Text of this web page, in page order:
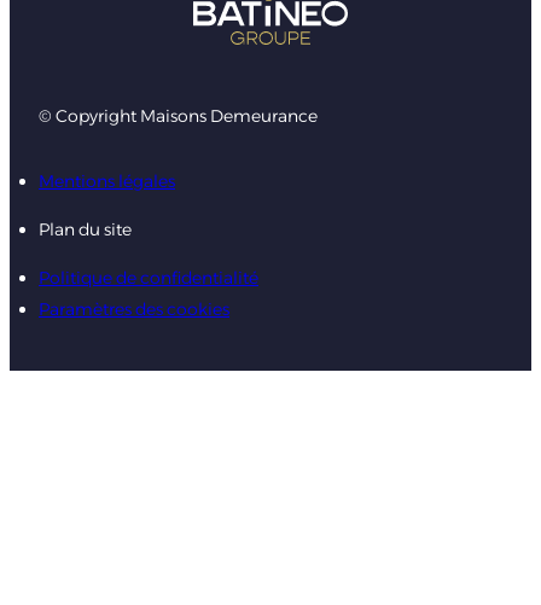
© Copyright Maisons Demeurance
Mentions légales
Plan du site
Politique de confidentialité
Paramètres des cookies